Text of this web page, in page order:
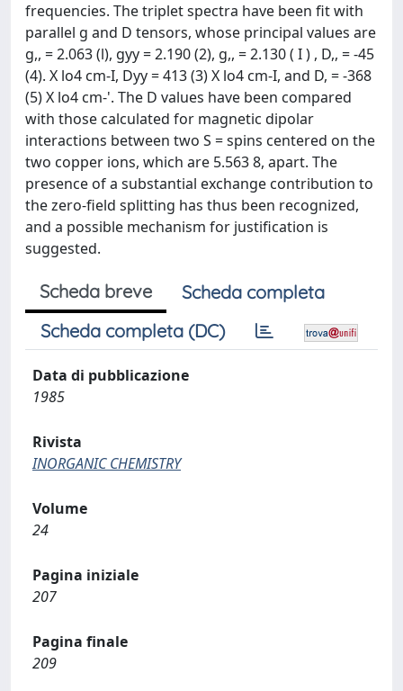
frequencies. The triplet spectra have been fit with
parallel g and D tensors, whose principal values are
g,, = 2.063 (l), gyy = 2.190 (2), g,, = 2.130 ( I ) , D,, = -45
(4). X lo4 cm-I, Dyy = 413 (3) X lo4 cm-I, and D, = -368
(5) X lo4 cm-'. The D values have been compared
with those calculated for magnetic dipolar
interactions between two S = spins centered on the
two copper ions, which are 5.563 8, apart. The
presence of a substantial exchange contribution to
the zero-field splitting has thus been recognized,
and a possible mechanism for justification is
suggested.
Scheda breve
Scheda completa
Scheda completa (DC)
Data di pubblicazione
1985
Rivista
INORGANIC CHEMISTRY
Volume
24
Pagina iniziale
207
Pagina finale
209